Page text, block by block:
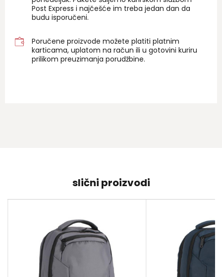
Post Express i najčešće im treba jedan dan da
budu isporučeni.
Poručene proizvode možete platiti platnim
karticama, uplatom na račun ili u gotovini kuriru
prilikom preuzimanja porudžbine.
slični proizvodi